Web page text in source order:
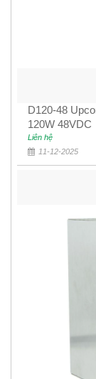
D120-48
120W 48VDC
Liên hệ
11-12-2025